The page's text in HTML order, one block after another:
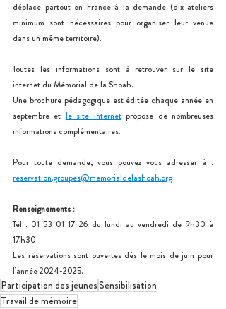
déplace partout en France à la demande (dix ateliers
minimum sont nécessaires pour organiser leur venue
dans un même territoire).
Toutes les informations sont à retrouver sur le site
internet du Mémorial de la Shoah.
Une brochure pédagogique est éditée chaque année en
septembre et le site internet propose de nombreuses
informations complémentaires.
reservation.groupes@memorialdelashoah.org
Renseignements :
Tél : 01 53 01 17 26 du lundi au vendredi de 9h30 à
17h30.
Les réservations sont ouvertes dès le mois de juin pour
l’année 2024-2025.
Participation des jeunesSensibilisation
Travail de mémoire